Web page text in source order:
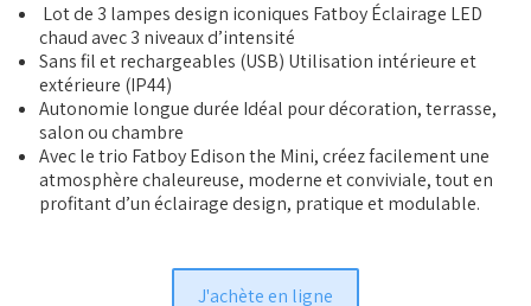
Lot de 3 lampes design iconiques Fatboy Éclairage LED
chaud avec 3 niveaux d’intensité
Sans fil et rechargeables (USB) Utilisation intérieure et
extérieure (IP44)
Autonomie longue durée Idéal pour décoration, terrasse,
salon ou chambre
Avec le trio Fatboy Edison the Mini, créez facilement une
atmosphère chaleureuse, moderne et conviviale, tout en
profitant d’un éclairage design, pratique et modulable.
J'achète en ligne